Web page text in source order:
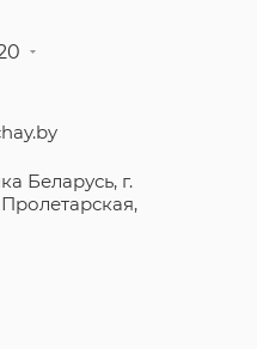
Беларусь, г.